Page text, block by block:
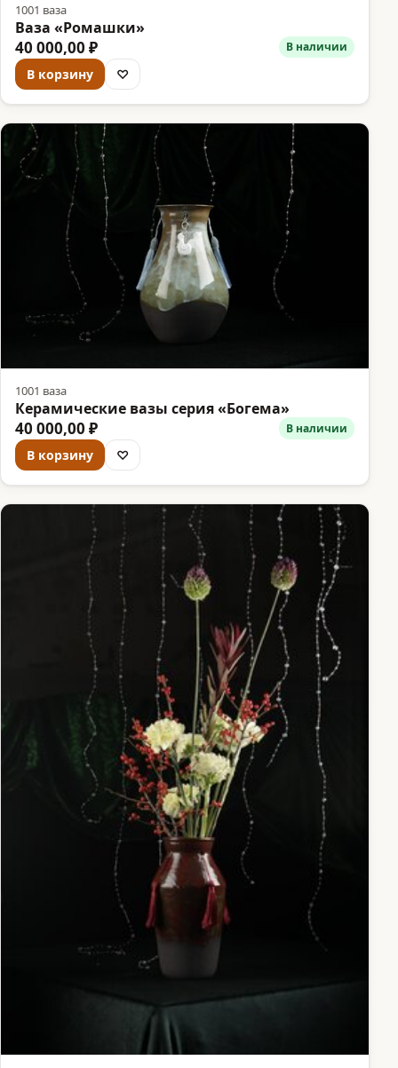
1001 ваза
Ваза «Ромашки»
40 000,00 ₽ В наличии
В корзину ♡
1001 ваза
Керамические вазы серия «Богема»
40 000,00 ₽ В наличии
В корзину ♡